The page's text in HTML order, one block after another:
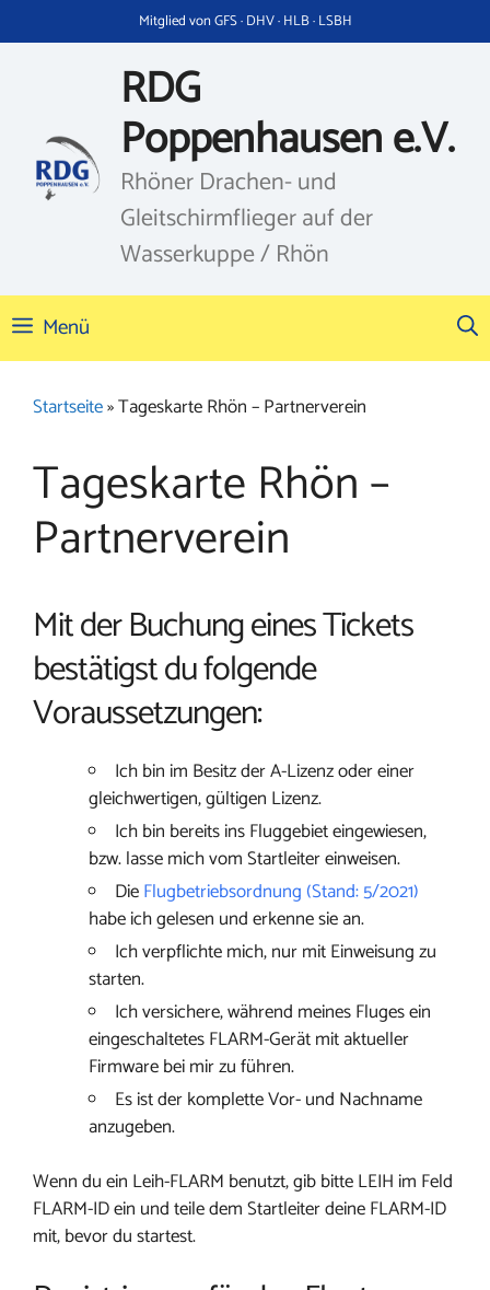
Inhalt
Mitglied von GFS · DHV · HLB · LSBH
RDG
Poppenhausen e.V.
Rhöner Drachen- und
Gleitschirmflieger auf der
Wasserkuppe / Rhön
Menü
Startseite»Tageskarte Rhön – Partnerverein
Tageskarte Rhön –
Partnerverein
Mit der Buchung eines Tickets
bestätigst du folgende
Voraussetzungen:
Ich bin im Besitz der A-Lizenz oder einer
gleichwertigen, gültigen Lizenz.
Ich bin bereits ins Fluggebiet eingewiesen,
bzw. lasse mich vom Startleiter einweisen.
DieFlugbetriebsordnung (Stand: 5/2021)
habe ich gelesen und erkenne sie an.
Ich verpflichte mich, nur mit Einweisung zu
starten.
Ich versichere, während meines Fluges ein
eingeschaltetes FLARM-Gerät mit aktueller
Firmware bei mir zu führen.
Es ist der komplette Vor- und Nachname
anzugeben.
Wenn du ein Leih-FLARM benutzt, gib bitte LEIH im Feld
FLARM-ID ein und teile dem Startleiter deine FLARM-ID
mit, bevor du startest.